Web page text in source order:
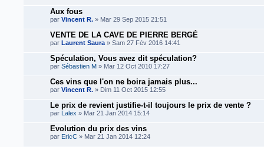
Aux fous
par Vincent R. » Mar 29 Sep 2015 21:51
VENTE DE LA CAVE DE PIERRE BERGÉ
par Laurent Saura » Sam 27 Fév 2016 14:41
Spéculation, Vous avez dit spéculation?
par Sébastien M » Mar 12 Oct 2010 17:27
Ces vins que l'on ne boira jamais plus...
par Vincent R. » Dim 11 Oct 2015 12:55
Le prix de revient justifie-t-il toujours le prix de vente ?
par Lalex » Mar 21 Jan 2014 15:14
Evolution du prix des vins
par EricC » Mar 21 Jan 2014 12:24